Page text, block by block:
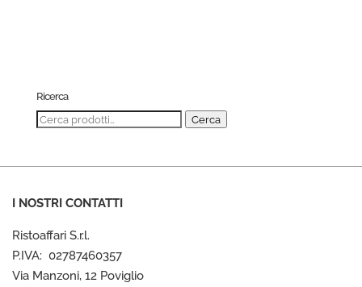
Ricerca
Cerca: Cerca
I NOSTRI CONTATTI
Ristoaffari S.r.l.
P.IVA: 02787460357
Via Manzoni, 12 Poviglio